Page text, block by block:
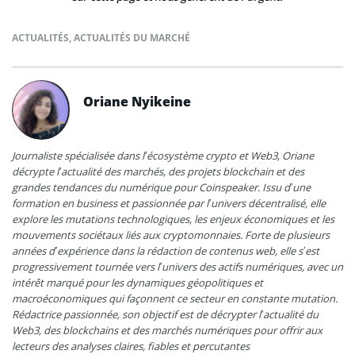
ACTUALITÉS,ACTUALITÉS DU MARCHÉ
Oriane Nyikeine
Journaliste spécialisée dans l’écosystème crypto et Web3, Oriane
décrypte l’actualité des marchés, des projets blockchain et des
grandes tendances du numérique pour Coinspeaker. Issu d’une
formation en business et passionnée par l’univers décentralisé, elle
explore les mutations technologiques, les enjeux économiques et les
mouvements sociétaux liés aux cryptomonnaies. Forte de plusieurs
années d’expérience dans la rédaction de contenus web, elle s’est
progressivement tournée vers l’univers des actifs numériques, avec un
intérêt marqué pour les dynamiques géopolitiques et
macroéconomiques qui façonnent ce secteur en constante mutation.
Rédactrice passionnée, son objectif est de décrypter l’actualité du
Web3, des blockchains et des marchés numériques pour offrir aux
lecteurs des analyses claires, fiables et percutantes